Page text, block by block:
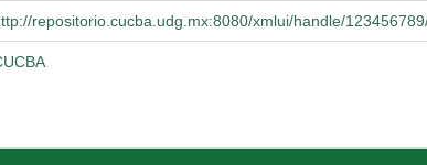
repositorio.cucba.udg.mx:8080/xmlui/handle/